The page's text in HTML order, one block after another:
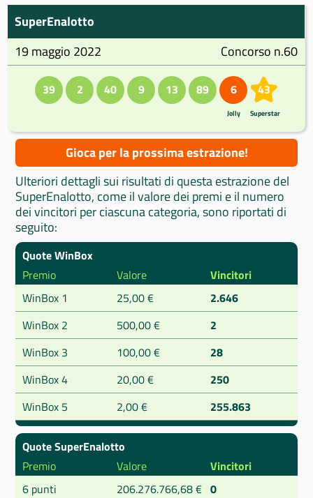
SuperEnalotto
19 maggio 2022
Concorso n.60
39 2 40 9 13 89 6
Jolly
43
Superstar
Gioca per la prossima estrazione!
Ulteriori dettagli sui risultati di questa estrazione del
SuperEnalotto, come il valore dei premi e il numero
dei vincitori per ciascuna categoria, sono riportati di
seguito:
Quote WinBox
Premio
Valore
Vincitori
WinBox 1
25,00 €
2.646
WinBox 2
500,00 €
2
WinBox 3
100,00 €
28
WinBox 4
20,00 €
250
WinBox 5
2,00 € 255.863
Quote SuperEnalotto
Premio
Valore
Vincitori
6 punti
206.276.766,68 € 0